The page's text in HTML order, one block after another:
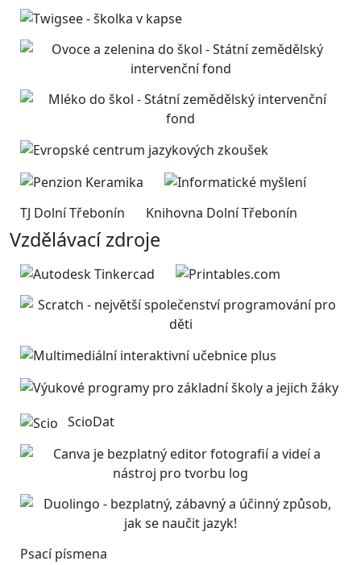
TJ Dolní Třebonín Knihovna Dolní Třebonín
Vzdělávací zdroje
ScioDat
Psací písmena